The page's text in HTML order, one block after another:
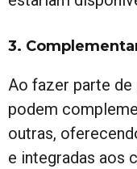
3.
Ao fazer parte de
podem
outras,
e integradas aos